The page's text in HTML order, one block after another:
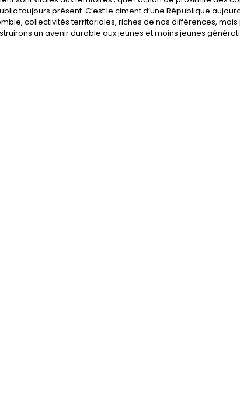
toujours présent. C’est le ciment d’une République
collectivités territoriales, riches de nos différences,
un avenir durable aux jeunes et moins jeunes